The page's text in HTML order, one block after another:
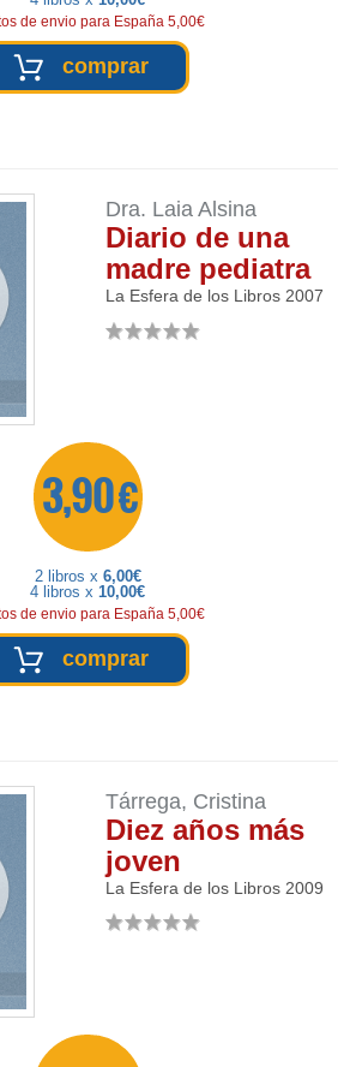
de envio para España 5,00€
comprar
Dra. Laia Alsina
Diario de una
madre pediatra
La Esfera de los Libros 2007
3,90 €
2 libros x 6,00€
4 libros x 10,00€
de envio para España 5,00€
comprar
Tárrega, Cristina
Diez años más
joven
La Esfera de los Libros 2009